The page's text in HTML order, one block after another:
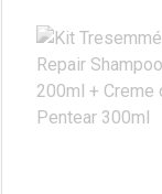
Laboratório
Por Menos